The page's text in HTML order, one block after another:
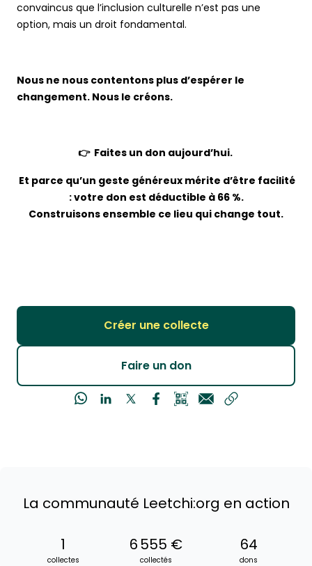
convaincus que l’inclusion culturelle n’est pas une
option, mais un droit fondamental.
Nous ne nous contentons plus d’espérer le
changement. Nous le créons.
👉 Faites un don aujourd’hui.
Et parce qu’un geste généreux mérite d’être facilité
: votre don est déductible à 66 %.
Construisons ensemble ce lieu qui change tout.
Créer une collecte
Faire un don
La communauté Leetchi:org en action
1
collectes
6 555 €
collectés
64
dons